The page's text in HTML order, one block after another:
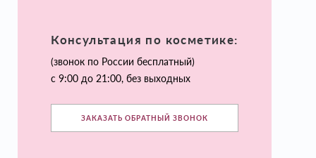
Консультация по косметике:
(звонок по России бесплатный)
с 9:00 до 21:00, без выходных
ЗАКАЗАТЬ ОБРАТНЫЙ ЗВОНОК